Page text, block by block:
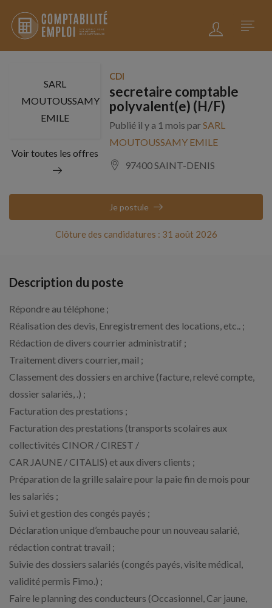
SARL
MOUTOUSSAMY
EMILE
Voir toutes les offres
CDI
secretaire comptable
polyvalent(e) (H/F)
Publié il y a 1 mois parSARL
MOUTOUSSAMY EMILE
97400 SAINT-DENIS
Clôture des candidatures : 31 août 2026
Je postule
Description du poste
Répondre au téléphone ;
Réalisation des devis, Enregistrement des locations, etc.. ;
Rédaction de divers courrier administratif ;
Traitement divers courrier, mail ;
Classement des dossiers en archive (facture, relevé compte,
dossier salariés, .) ;
Facturation des prestations ;
Facturation des prestations (transports scolaires aux
collectivités CINOR / CIREST /
CAR JAUNE / CITALIS) et aux divers clients ;
Préparation de la grille salaire pour la paie fin de mois pour
les salariés ;
Suivi et gestion des congés payés ;
Déclaration unique d’embauche pour un nouveau salarié,
rédaction contrat travail ;
Suivie des dossiers salariés (congés payés, visite médical,
validité permis Fimo.) ;
Faire le planning des conducteurs (Occasionnel, Car jaune,